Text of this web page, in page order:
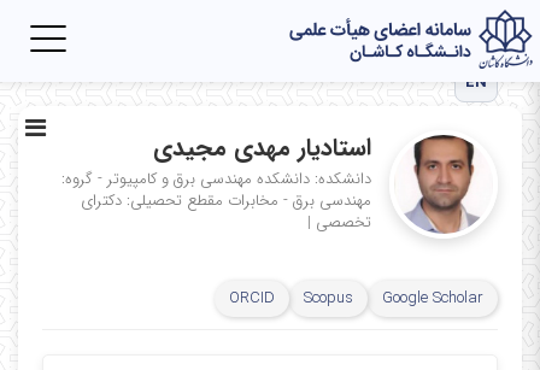
EN
استادیار مهدی مجیدی
دانشکده: دانشکده مهندسی برق و کامپیوتر - گروه:
مهندسی برق - مخابرات مقطع تحصیلی: دکترای
تخصصی |
Google Scholar
Scopus
ORCID